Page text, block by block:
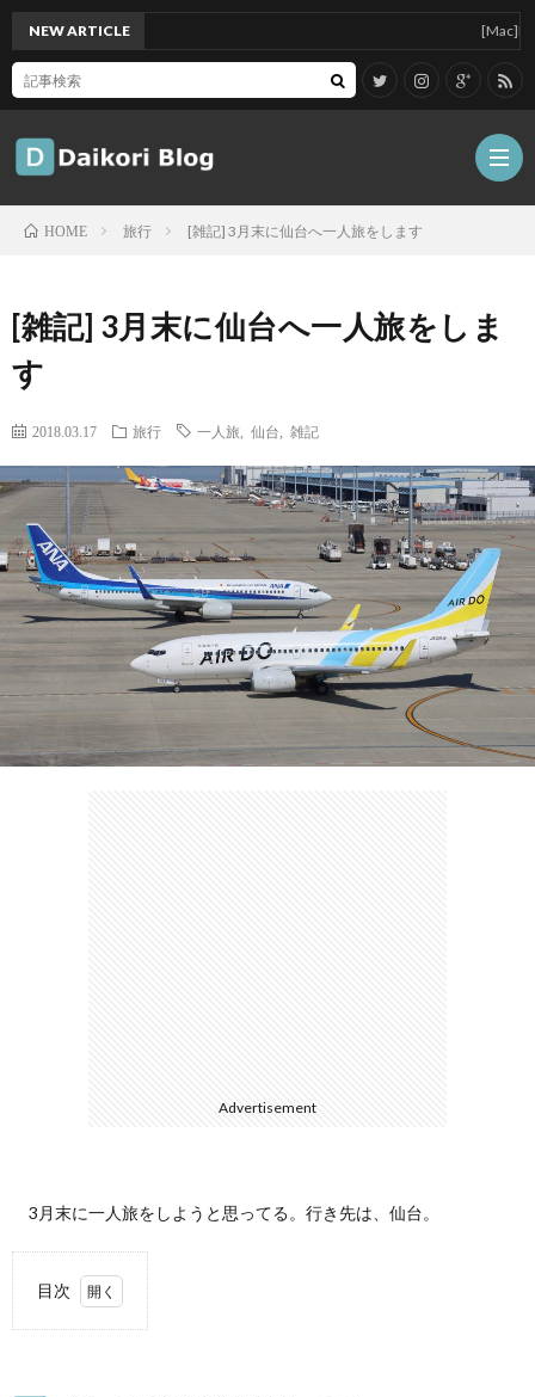
ジ
ェ
ッ
グ
ル
メ
旅
歩
ブ
NEW ARTICLE [Mac]Mac mini
HOME 旅行 [雑記] 3月末に仙台へ一人旅をします
[雑記] 3月末に仙台へ一人旅をしま
す
2018.03.17 旅行 一人旅 仙台 雑記
Advertisement
3月末に一人旅をしようと思ってる。行き先は、仙台。
目次
1.